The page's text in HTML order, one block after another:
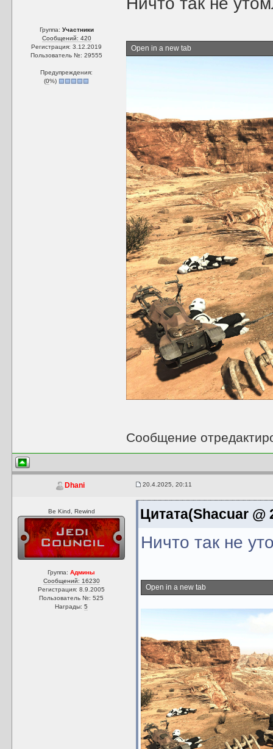
Группа: Участники
Сообщений: 420
Регистрация: 3.12.2019
Пользователь №: 29555
Предупреждения:
(0%)
Open in a new tab
Сообщение
Dhani 20.4.2025, 20:11
Be Kind, Rewind
Группа:Админы
Сообщений: 16230
Регистрация: 8.9.2005
Пользователь №: 525
Награды:5
Цитата(Shacuar @
Ничто так не
Open in a new tab